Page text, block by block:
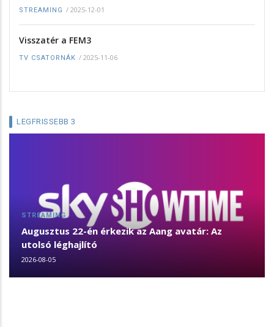
STREAMING / 2025-12-01
Visszatér a FEM3
TV CSATORNÁK / 2025-11-06
LEGFRISSEBB 3
STREAMING
Augusztus 22-én érkezik az Aang avatár: Az
utolsó léghajlító
2026-08-05